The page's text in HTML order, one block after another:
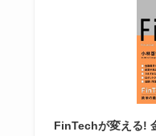
FinTechが変える!